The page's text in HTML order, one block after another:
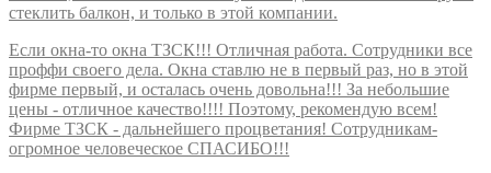
стеклить балкон, и только в этой компании.
Если окна-то окна ТЗСК!!! Отличная работа. Сотрудники все
проффи своего дела. Окна ставлю не в первый раз, но в этой
фирме первый, и осталась очень довольна!!! За небольшие
цены - отличное качество!!!! Поэтому, рекомендую всем!
Фирме ТЗСК - дальнейшего процветания! Сотрудникам-
огромное человеческое СПАСИБО!!!